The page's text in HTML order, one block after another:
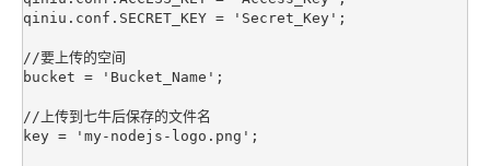
qiniu.conf.SECRET_KEY = 'Secret_Key';
//要上传的空间
bucket = 'Bucket_Name';
//上传到七牛后保存的文件名
key = 'my-nodejs-logo.png';